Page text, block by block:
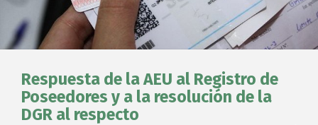
Respuesta de la AEU al Registro de
Poseedores y a la resolución de la
DGR al respecto